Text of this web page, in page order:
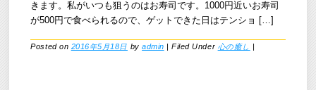
きます。私がいつも狙うのはお寿司です。1000円近いお寿司
が500円で食べられるので、ゲットできた日はテンショ […]
Posted on 2016年5月18日 byadmin |Filed Under 心の癒し |